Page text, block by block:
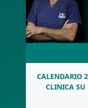
CALENDARIO
CLINICA SU